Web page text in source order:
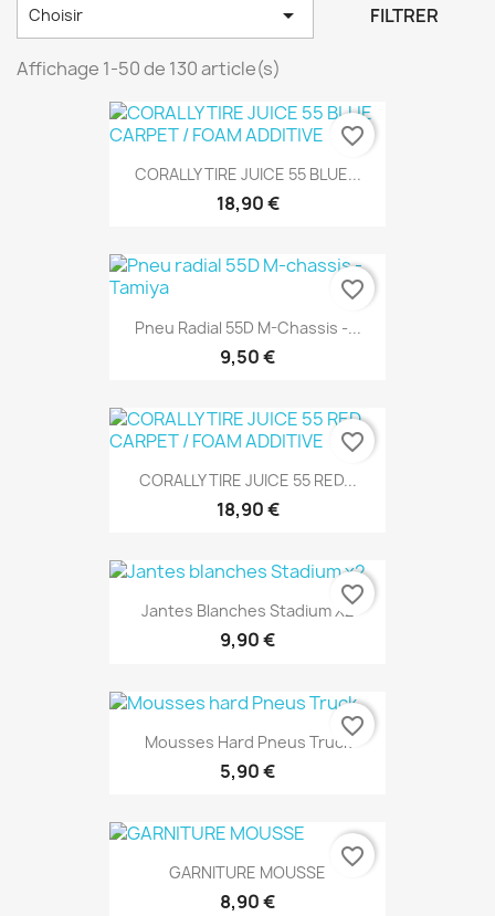
Choisir  FILTRER
Affichage 1-50 de 130 article(s)
CORALLY TIRE JUICE 55 BLUE...
18,90 €
favorite_border
Pneu Radial 55D M-Chassis -...
9,50 €
favorite_border
CORALLY TIRE JUICE 55 RED...
18,90 €
favorite_border
Jantes Blanches Stadium X2
9,90 €
favorite_border
Mousses Hard Pneus Truck
5,90 €
favorite_border
GARNITURE MOUSSE
8,90 €
favorite_border